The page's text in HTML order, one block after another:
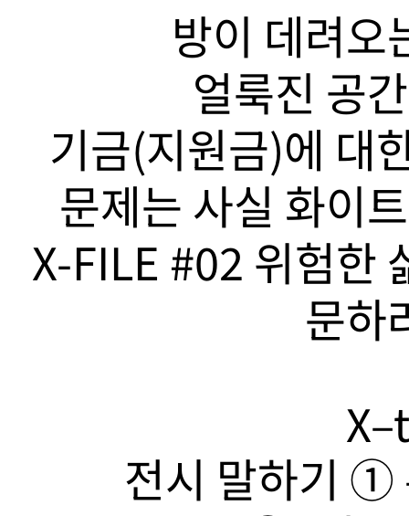
방이 데려오
얼룩진 공
기금(지원금)에 대
문제는 사실 화이
X-FILE #02 위험한
문하
전시 말하기 ➀